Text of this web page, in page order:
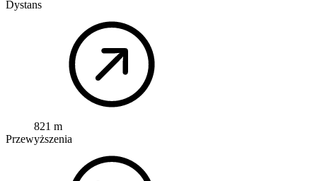
Dystans
821 m
Przewyższenia